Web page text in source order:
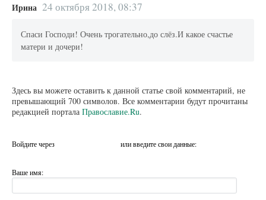
Ирина 24 октября 2018, 08:37
Спаси Господи! Очень трогательно,до слёз.И какое счастье
матери и дочери!
Здесь вы можете оставить к данной статье свой комментарий, не
превышающий 700 символов. Все комментарии будут прочитаны
редакцией портала Православие.Ru.
Войдите через или введите свои данные:
Ваше имя: